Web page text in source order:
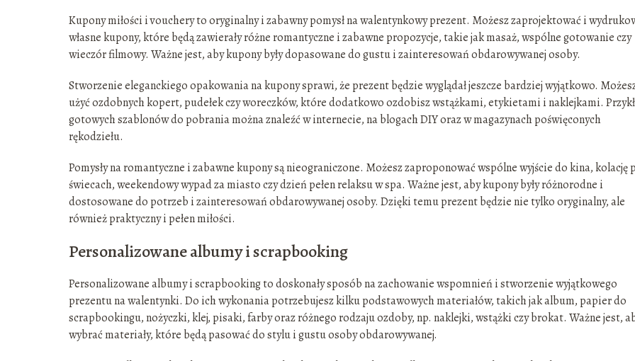
Kupony miłości i vouchery to oryginalny i zabawny pomysł na walentynkowy prezent. Możesz zaprojektować i
własne kupony, które będą zawierały różne romantyczne i zabawne propozycje, takie jak masaż, wspólne gotowanie czy
wieczór filmowy. Ważne jest, aby kupony były dopasowane do gustu i zainteresowań obdarowywanej osoby.
Stworzenie eleganckiego opakowania na kupony sprawi, że prezent będzie wyglądał jeszcze bardziej wyjątkowo.
użyć ozdobnych kopert, pudełek czy woreczków, które dodatkowo ozdobisz wstążkami, etykietami i naklejkami.
gotowych szablonów do pobrania można znaleźć w internecie, na blogach DIY oraz w magazynach poświęconych
rękodziełu.
Pomysły na romantyczne i zabawne kupony są nieograniczone. Możesz zaproponować wspólne wyjście do kina, kolację
świecach, weekendowy wypad za miasto czy dzień pełen relaksu w spa. Ważne jest, aby kupony były różnorodne i
dostosowane do potrzeb i zainteresowań obdarowywanej osoby. Dzięki temu prezent będzie nie tylko oryginalny, ale
również praktyczny i pełen miłości.
Personalizowane albumy i scrapbooking
Personalizowane albumy i scrapbooking to doskonały sposób na zachowanie wspomnień i stworzenie wyjątkowego
prezentu na walentynki. Do ich wykonania potrzebujesz kilku podstawowych materiałów, takich jak album, papier do
scrapbookingu, nożyczki, klej, pisaki, farby oraz różnego rodzaju ozdoby, np. naklejki, wstążki czy brokat. Ważne jest,
wybrać materiały, które będą pasować do stylu i gustu osoby obdarowywanej.